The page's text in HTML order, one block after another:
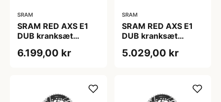
SRAM
SRAM RED AXS E1
DUB kranksæt
6.199,00 kr
SRAM
SRAM RED AXS E1
DUB kranksæt
5.029,00 kr